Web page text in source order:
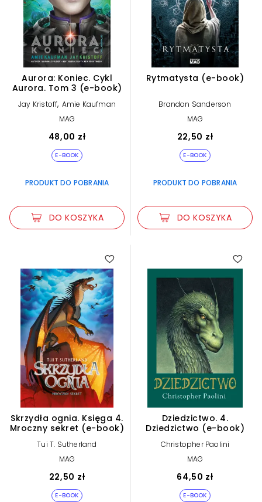
Aurora: Koniec. Cykl
Aurora. Tom 3 (e-book)
Jay Kristoff, Amie Kaufman
MAG
48,00 zł
E-BOOK
PRODUKT DO POBRANIA
DO KOSZYKA
Rytmatysta (e-book)
Brandon Sanderson
MAG
22,50 zł
E-BOOK
PRODUKT DO POBRANIA
DO KOSZYKA
5.00
Skrzydła ognia. Księga 4.
Mroczny sekret (e-book)
Tui T. Sutherland
MAG
22,50 zł
E-BOOK
Dziedzictwo. 4.
Dziedzictwo (e-book)
Christopher Paolini
MAG
64,50 zł
E-BOOK